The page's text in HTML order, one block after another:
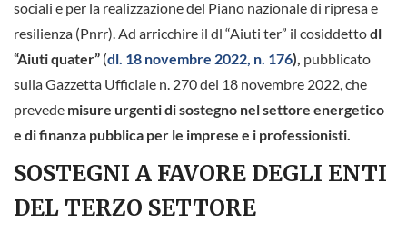
sociali e per la realizzazione del Piano nazionale di ripresa e
resilienza (Pnrr). Ad arricchire il dl “Aiuti ter” il cosiddettodl
“Aiuti quater” (dl. 18 novembre 2022, n. 176), pubblicato
sulla Gazzetta Ufficiale n. 270 del 18 novembre 2022, che
prevede misure urgenti di sostegno nel settore energetico
e di finanza pubblica per le imprese e i professionisti.
SOSTEGNI A FAVORE DEGLI ENTI
DEL TERZO SETTORE